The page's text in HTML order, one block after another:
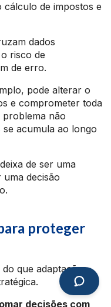
cálculo de impostos e
dados
risco de
de erro.
pode alterar o
e comprometer toda
problema não
acumula ao longo
de ser uma
decisão
proteger
que adaptação
decisões com